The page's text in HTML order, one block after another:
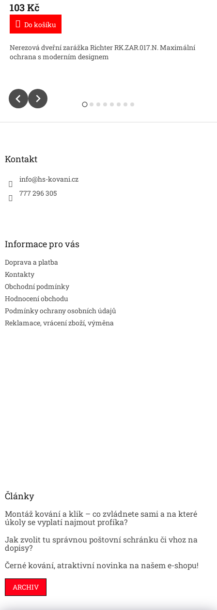
103 Kč
Do košíku
Nerezová dveřní zarážka Richter RK.ZAR.017.N. Maximální
ochrana s moderním designem
Z
Kontakt
info@hs-kovani.cz
777 296 305
Informace pro vás
Doprava a platba
Kontakty
Obchodní podmínky
Hodnocení obchodu
Podmínky ochrany osobních údajů
Reklamace, vrácení zboží, výměna
Články
Montáž kování a klik – co zvládnete sami a na které
úkoly se vyplatí najmout profíka?
Jak zvolit tu správnou poštovní schránku či vhoz na
dopisy?
Černé kování, atraktivní novinka na našem e-shopu!
ARCHIV